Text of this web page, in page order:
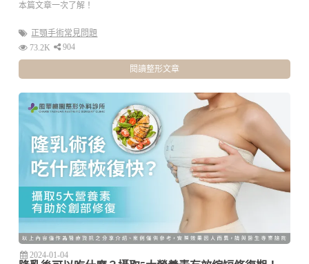
本篇文章一次了解！
正顎手術常見問題
73.2K
904
閱讀整形文章
2024-01-04